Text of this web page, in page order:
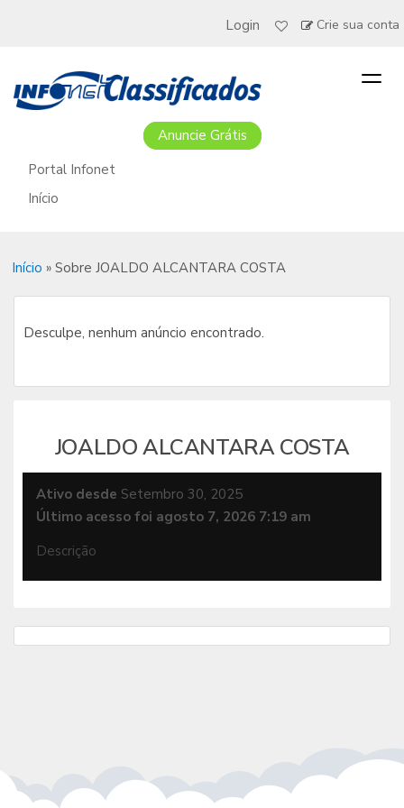
Login Crie sua conta
Anuncie Grátis
Portal Infonet
Início
Início » Sobre JOALDO ALCANTARA COSTA
Desculpe, nenhum anúncio encontrado.
JOALDO ALCANTARA COSTA
Ativo desde Setembro 30, 2025
Último acesso foi agosto 7, 2026 7:19 am
Descrição